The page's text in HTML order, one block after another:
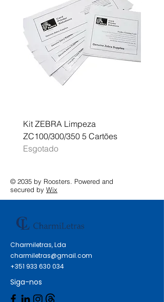
Kit ZEBRA Limpeza
ZC100/300/350 5 Cartões
Esgotado
© 2035 by Roosters. Powered and
secured by Wix
Charmiletras, Lda
charmiletras@gmail.com
+351 933 630 034
Siga-nos